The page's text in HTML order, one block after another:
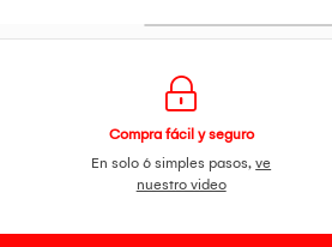
Compra fácil y seguro
En solo 6 simples pasos,ve
nuestro video